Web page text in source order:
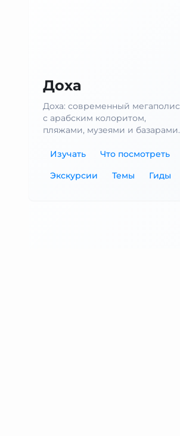
Доха
Доха: современный мегаполис
с арабским колоритом,
пляжами, музеями и базарами.
Изучать
Что посмотреть
Экскурсии
Темы Гиды